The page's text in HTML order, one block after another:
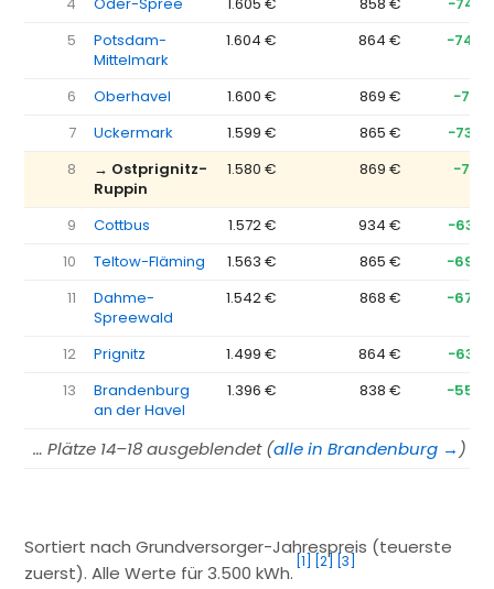
5
Potsdam-
Mittelmark
1.604 € 864 € −740
6 Oberhavel 1.600 € 869 €
−731
7
Uckermark 1.599 € 865 €
−734
8
→ Ostprignitz-
Ruppin
1.580 € 869 € −712
9 Cottbus 1.572 € 934 €
−639
10
Teltow-Fläming 1.563 € 865 €
−698
11
Dahme-
Spreewald
1.542 € 868 € −674
12 Prignitz 1.499 € 864 €
−635
13
Brandenburg
an der Havel
1.396 € 838 € −558
… Plätze 14–18 ausgeblendet (alle in Brandenburg → )
Sortiert nach Grundversorger-Jahrespreis (teuerste
zuerst). Alle Werte für 3.500 kWh.
[1] [2] [3]